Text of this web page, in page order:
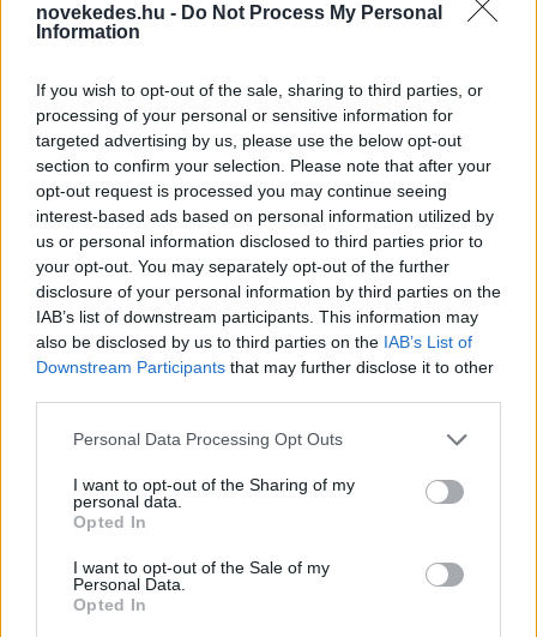
novekedes.hu - Do Not Process My Personal
Information
If you wish to opt-out of the sale, sharing to third parties, or
processing of your personal or sensitive information for
targeted advertising by us, please use the below opt-out
section to confirm your selection. Please note that after your
opt-out request is processed you may continue seeing
interest-based ads based on personal information utilized by
us or personal information disclosed to third parties prior to
your opt-out. You may separately opt-out of the further
disclosure of your personal information by third parties on the
IAB’s list of downstream participants. This information may
also be disclosed by us to third parties on the IAB’s List of
Downstream Participants that may further disclose it to other
Please note that this website/app uses one or more Google
not limited to your visit or usage behaviour. You may click to
grant or deny consent to Google and its third-party tags to
use your data for below specified purposes in below Google
consent section.
Personal Data Processing Opt Outs
I want to opt-out of the Sharing of my
personal data.
Opted In
I want to opt-out of the Sale of my
Personal Data.
Opted In
A rovat támogatója:
Májusban élénkült a lakáspiac mindkét
oldala, a friss kínálat 2 százalékot
meghaladó bővülésével párhuzamosan a
egyelőre véget ért a kereslet és a kínálat
hónapról-hónapra mutatott mélyrepülése.
Éves szinten kicsit árnyaltabb a kép: bár a
kínálat majdnem 6 százalékkal nőtt, így